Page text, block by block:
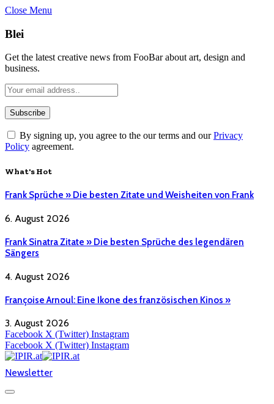
Close Menu
Blei
Get the latest creative news from FooBar about art, design and
business.
By signing up, you agree to the our terms and ourPrivacy
Policy agreement.
What's Hot
Frank Sprüche » Die besten Zitate und Weisheiten von Frank
6. August 2026
Frank Sinatra Zitate » Die besten Sprüche des legendären
Sängers
4. August 2026
Françoise Arnoul: Eine Ikone des französischen Kinos »
3. August 2026
Facebook X (Twitter) Instagram
Facebook X (Twitter) Instagram
Newsletter